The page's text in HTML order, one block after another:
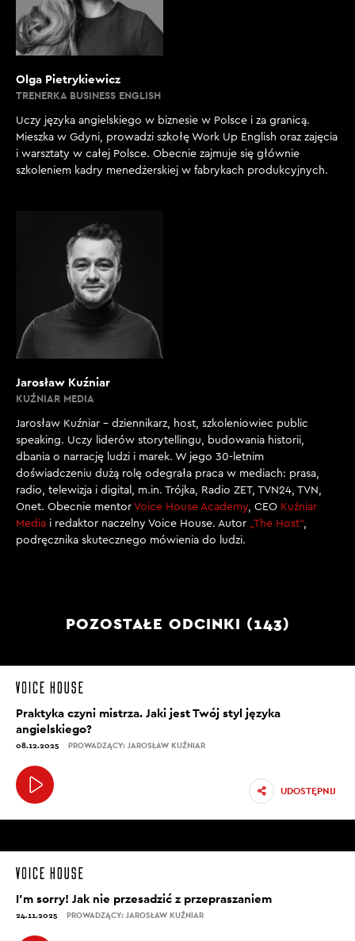
Olga Pietrykiewicz
TRENERKA BUSINESS ENGLISH
Uczy języka angielskiego w biznesie w Polsce i za granicą.
Mieszka w Gdyni, prowadzi szkołę Work Up English oraz zajęcia
i warsztaty w całej Polsce. Obecnie zajmuje się głównie
szkoleniem kadry menedżerskiej w fabrykach produkcyjnych.
Jarosław Kuźniar
KUŹNIAR MEDIA
Jarosław Kuźniar – dziennikarz, host, szkoleniowiec public
speaking. Uczy liderów storytellingu, budowania historii,
dbania o narrację ludzi i marek. W jego 30-letnim
doświadczeniu dużą rolę odegrała praca w mediach: prasa,
radio, telewizja i digital, m.in. Trójka, Radio ZET, TVN24, TVN,
Onet. Obecnie mentor Voice House Academy , CEO Kuźniar
Media i redaktor naczelny Voice House. Autor „The Host”,
podręcznika skutecznego mówienia do ludzi.
POZOSTAŁE ODCINKI (143)
Praktyka czyni mistrza. Jaki jest Twój styl języka
angielskiego?
08.12.2025 PROWADZĄCY: JAROSŁAW KUŹNIAR
UDOSTĘPNIJ
I’m sorry! Jak nie przesadzić z przepraszaniem
24.11.2025 PROWADZĄCY: JAROSŁAW KUŹNIAR